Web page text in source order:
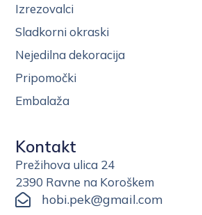
Izrezovalci
Sladkorni okraski
Nejedilna dekoracija
Pripomočki
Embalaža
Kontakt
Prežihova ulica 24
2390 Ravne na Koroškem
hobi.pek@gmail.com